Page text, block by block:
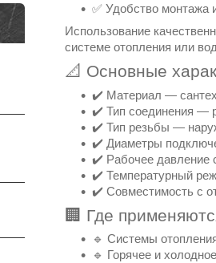
✅ Удобство монтажа
Использование
системе отопления или
📐 Основные
✔️ Материал —
✔️ Тип соединения —
✔️ Тип резьбы —
✔️ Диаметры
✔️ Рабочее давление
✔️ Температурный
✔️ Совместимость с
🏢 Где
🔹 Системы
🔹 Горячее и